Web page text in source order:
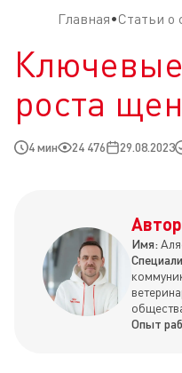
Главная Статьи о
роста
4 мин 24 476 29.08.2023
Имя:
Опыт